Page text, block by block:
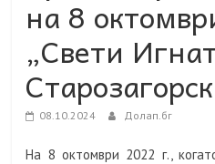
на 8
„Свети
08.10.2024 Долап.бг
На 8 октомври 2022 г.,